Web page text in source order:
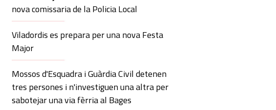
nova comissaria de la Policia Local
Viladordis es prepara per una nova Festa
Major
Mossos d'Esquadra i Guàrdia Civil detenen
tres persones i n'investiguen una altra per
sabotejar una via fèrria al Bages